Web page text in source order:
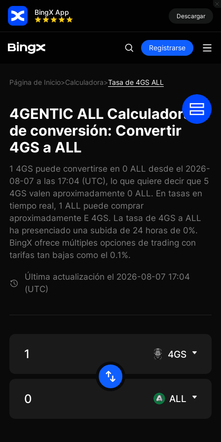
BingX App Descargar
Registrarse
Página de Inicio>Calculadora>Tasa de 4GS ALL
4GENTIC ALL Calculadora
de conversión: Convertir
4GS a ALL
1 4GS puede convertirse en 0 ALL desde el 2026-
08-07 a las 17:04 (UTC), lo que quiere decir que 5
4GS valen aproximadamente 0 ALL. En tasas en
tiempo real, 1 ALL puede comprar
aproximadamente E 4GS. La tasa de 4GS a ALL
ha presenciado una subida de 24 horas de 0%.
BingX ofrece múltiples opciones de trading con
tarifas tan bajas como el 0.1%.
Última actualización el 2026-08-07 17:04
(UTC)
4GS
ALL